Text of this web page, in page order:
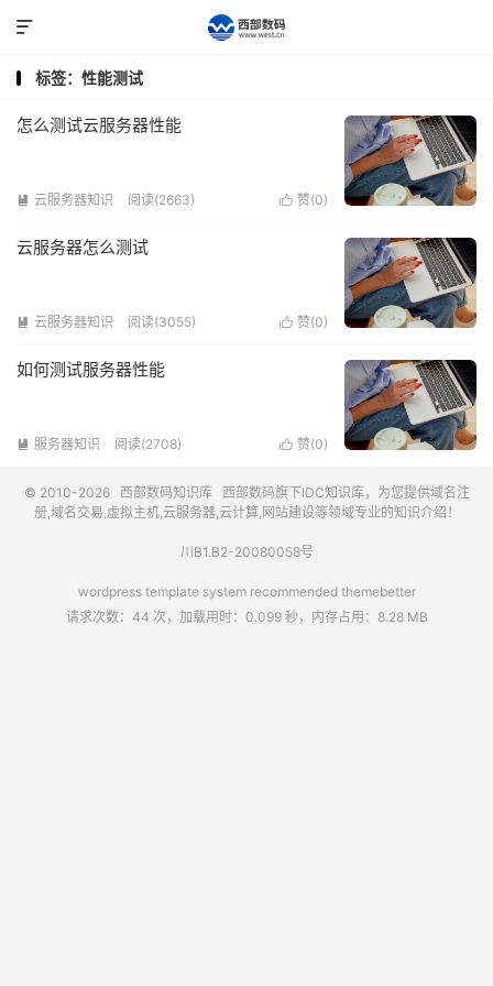

标签：性能测试
怎么测试云服务器性能
 云服务器知识 阅读(2663)  赞(0)
云服务器怎么测试
 云服务器知识 阅读(3055)  赞(0)
如何测试服务器性能
 服务器知识 阅读(2708)  赞(0)
© 2010-2026 西部数码知识库 西部数码旗下IDC知识库，为您提供域名注
册,域名交易,虚拟主机,云服务器,云计算,网站建设等领域专业的知识介绍！
川B1.B2-20080058号
wordpress template system recommended themebetter
请求次数：44 次，加载用时：0.099 秒，内存占用：8.28 MB